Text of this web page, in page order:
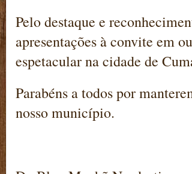
Pelo destaque e
apresentações à convite em
espetacular na cidade de
Parabéns a todos por
nosso município.